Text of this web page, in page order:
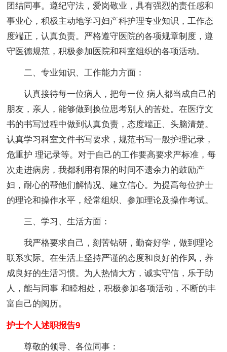
团结同事。遵纪守法，爱岗敬业，具有强烈的责任感和
事业心，积极主动地学习妇产科护理专业知识，工作态
度端正，认真负责。严格遵守医院的各项规章制度，遵
守医德规范，积极参加医院和科室组织的各项活动。
二、专业知识、工作能力方面：
认真接待每一位病人，把每一位 病人都当成自己的
朋友，亲人，能够做到换位思考别人的苦处。在医疗文
书的书写过程中做到认真负责，态度端正、头脑清楚。
认真学习科室文件书写要求，规范书写一般护理记录，
危重护 理记录等。对于自己的工作要高要求严标准，每
次走进病房，我都利用有限的时间不遗余力的鼓励产
妇，耐心的帮他们解情况、建立信心。为提高每位护士
的理论和操作水平，经常组织、参加理论及操作考试。
三、学习、生活方面：
我严格要求自己，刻苦钻研，勤奋好学，做到理论
联系实际。在生活上坚持严谨的态度和良好的作风，养
成良好的生活习惯。为人热情大方，诚实守信，乐于助
人，能与同事 和睦相处，积极参加各项活动，不断的丰
富自己的阅历。
护士个人述职报告9
尊敬的领导、各位同事：